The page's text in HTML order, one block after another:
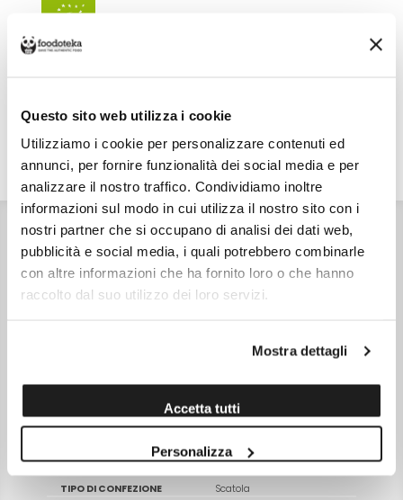
Questo sito web utilizza i cookie
Utilizziamo i cookie per personalizzare contenuti ed
annunci, per fornire funzionalità dei social media e per
analizzare il nostro traffico. Condividiamo inoltre
informazioni sul modo in cui utilizza il nostro sito con i
nostri partner che si occupano di analisi dei dati web,
pubblicità e social media, i quali potrebbero combinarle
con altre informazioni che ha fornito loro o che hanno
raccolto dal suo utilizzo dei loro servizi.
Mostra dettagli
Accetta tutti
Personalizza
di spedizione di altre botteghe.
DETTAGLI VALORI NUTRIZIONALI ALLERGENI
INGREDIENTI
Carota biologica 100%.
CONSERVAZIONE
Conservare in un luogo fresco e asciutto
Prodotto in Italia - Senza zucchero aggiunto - Senza
Preparazione a caldo: immergere un filtro in una tazza
o in una borraccia aggiungere un filtro e lasciare in
infusione per almeno 30 minuti.
14580
TIPO DI CONFEZIONE Scatola